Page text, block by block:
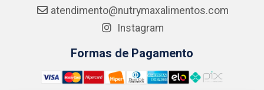
atendimento@nutrymaxalimentos.com
Instagram
Formas de Pagamento